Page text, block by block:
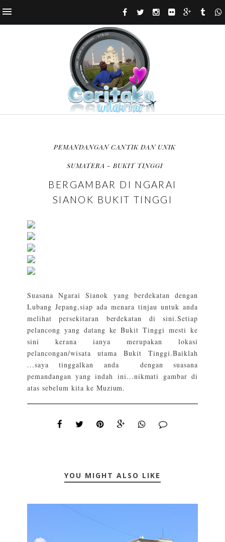
PEMANDANGAN CANTIK DAN UNIK
SUMATERA - BUKIT TINGGI
BERGAMBAR DI NGARAI
SIANOK BUKIT TINGGI
Suasana Ngarai Sianok yang berdekatan dengan
Lubang Jepang,siap ada menara tinjau untuk anda
melihat persekitaran berdekatan di sini.Setiap
pelancong yang datang ke Bukit Tinggi mesti ke
sini kerana ianya merupakan lokasi
pelancongan/wisata utama Bukit Tinggi.Baiklah
...saya tinggalkan anda dengan suasana
pemandangan yang indah ini...nikmati gambar di
atas sebelum kita ke Muzium.
YOU MIGHT ALSO LIKE